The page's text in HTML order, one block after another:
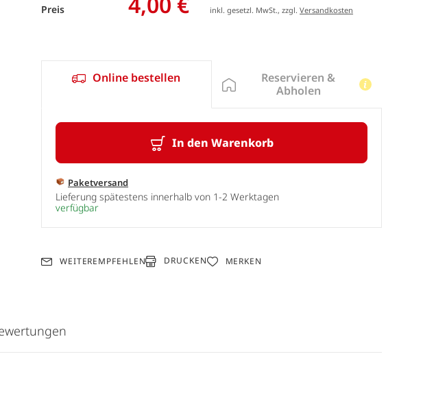
Preis inkl. gesetzl. MwSt., zzgl.Versandkosten
Online bestellen
In den Warenkorb
Paketversand
Lieferung spätestens innerhalb von 1-2 Werktagen
verfügbar
Reservieren &
Abholen
WEITEREMPFEHLEN DRUCKEN MERKEN